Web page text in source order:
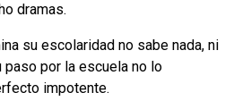
dramas.
su escolaridad no sabe nada, ni
paso por la escuela no lo
impotente.